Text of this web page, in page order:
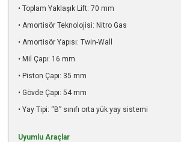
• Toplam Yaklaşık Lift: 70 mm
• Amortisör Teknolojisi: Nitro Gas
• Amortisör Yapısı: Twin-Wall
• Mil Çapı: 16 mm
• Piston Çapı: 35 mm
• Gövde Çapı: 54 mm
• Yay Tipi: “B” sınıfı orta yük yay sistemi
Uyumlu Araçlar